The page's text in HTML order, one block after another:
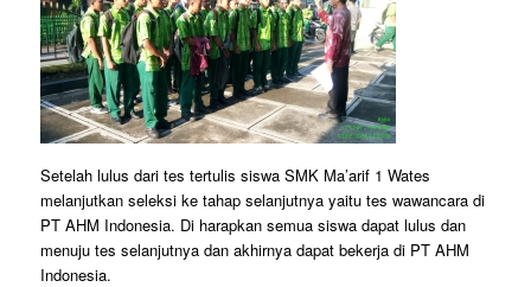
Setelah lulus dari tes tertulis siswa SMK Ma’arif 1 Wates
melanjutkan seleksi ke tahap selanjutnya yaitu tes wawancara di
PT AHM Indonesia. Di harapkan semua siswa dapat lulus dan
menuju tes selanjutnya dan akhirnya dapat bekerja di PT AHM
Indonesia.